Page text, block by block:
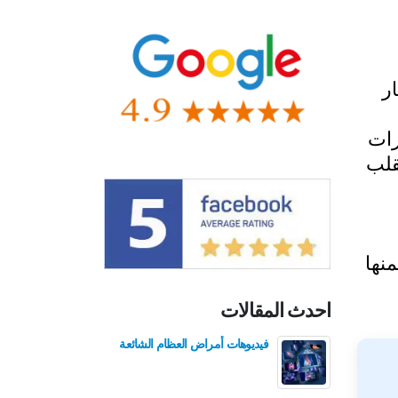
احدث المقالات
فيديوهات أمراض العظام الشائعة